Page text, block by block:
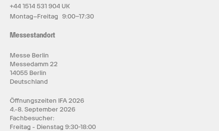
+44 1514 531 904 UK
Montag–Freitag 9:00–17:30
Messestandort
Messe Berlin
Messedamm 22
14055 Berlin
Deutschland
Öffnungszeiten IFA 2026
4.-8. September 2026
Fachbesucher:
Freitag - Dienstag 9:30-18:00